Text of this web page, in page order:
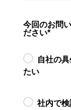
今回のお問
ださい*
自社の
たい
社内で